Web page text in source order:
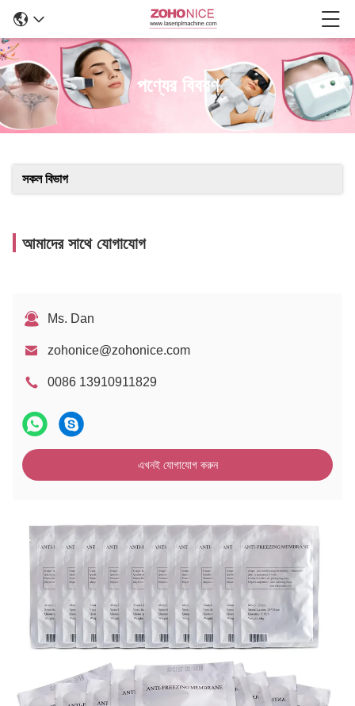
পণ্যের বিবরণ
সকল বিভাগ
আমাদের সাথে যোগাযোগ
Ms. Dan
zohonice@zohonice.com
0086 13910911829
এখনই যোগাযোগ করুন